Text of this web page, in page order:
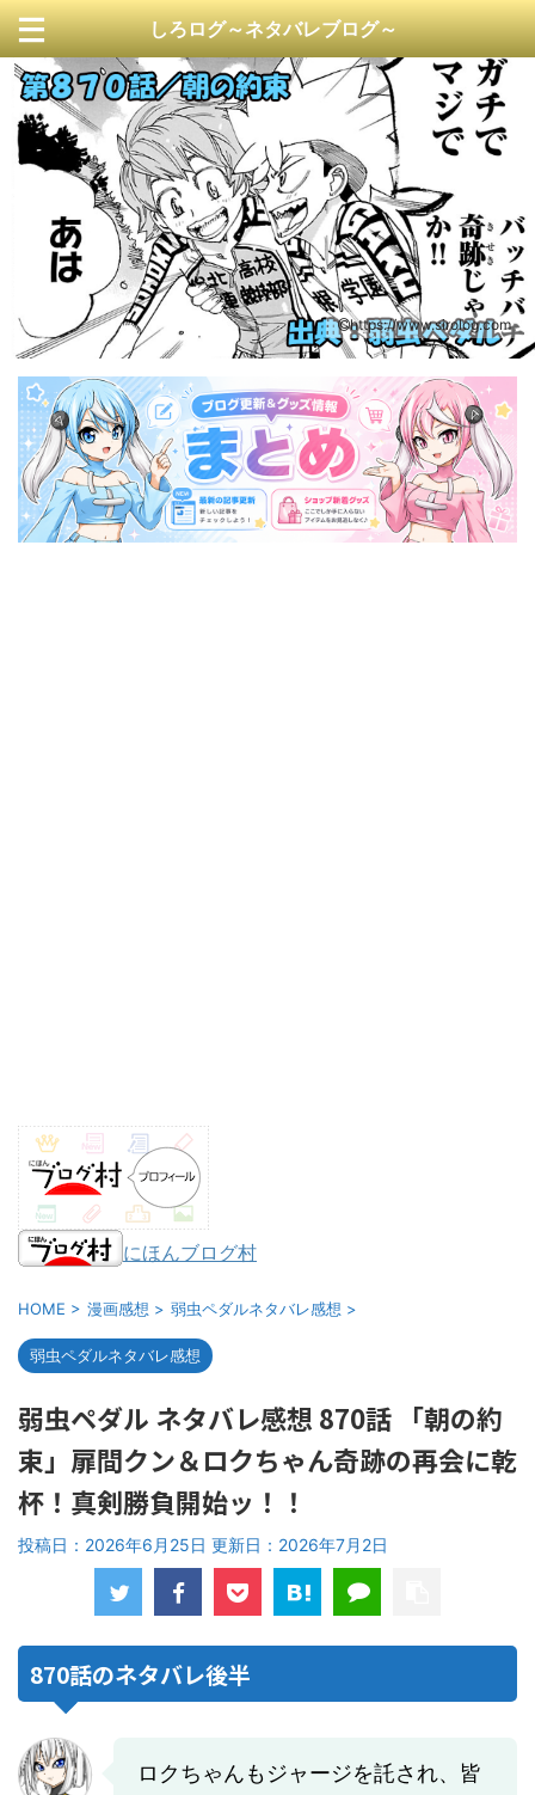
しろログ～ネタバレブログ～
https://www.sirolog.com
にほんブログ村
HOME > 漫画感想 > 弱虫ペダルネタバレ感想 >
弱虫ペダルネタバレ感想
弱虫ペダル ネタバレ感想 870話 「朝の約
束」扉間クン＆ロクちゃん奇跡の再会に乾
杯！真剣勝負開始ッ！！
投稿日：2026年6月25日 更新日： 2026年7月2日
870話のネタバレ後半
ロクちゃんもジャージを託され、皆